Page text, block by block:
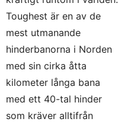
Toughest är en av de
mest utmanande
hinderbanorna i Norden
med sin cirka åtta
kilometer långa bana
med ett 40-tal hinder
som kräver alltifrån